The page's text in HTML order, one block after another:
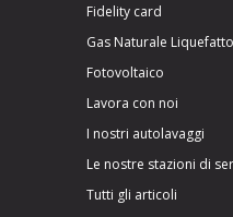
Fidelity card
Gas Naturale
Fotovoltaico
Lavora con noi
I nostri autolavaggi
Le nostre stazioni di
Tutti gli articoli